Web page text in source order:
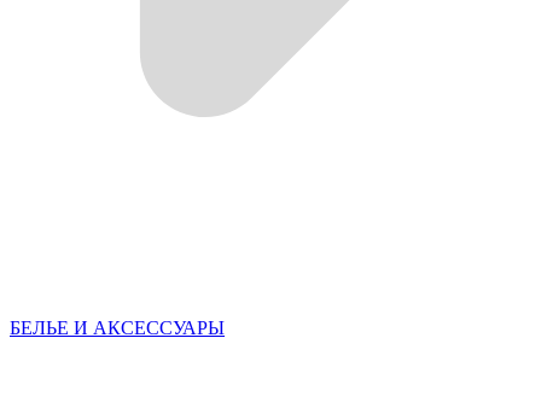
БЕЛЬЕ И АКСЕССУАРЫ